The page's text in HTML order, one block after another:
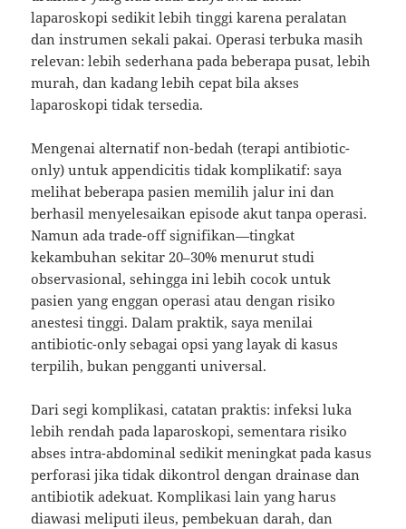
laparoskopi sedikit lebih tinggi karena peralatan
dan instrumen sekali pakai. Operasi terbuka masih
relevan: lebih sederhana pada beberapa pusat, lebih
murah, dan kadang lebih cepat bila akses
laparoskopi tidak tersedia.
Mengenai alternatif non-bedah (terapi antibiotic-
only) untuk appendicitis tidak komplikatif: saya
melihat beberapa pasien memilih jalur ini dan
berhasil menyelesaikan episode akut tanpa operasi.
Namun ada trade-off signifikan—tingkat
kekambuhan sekitar 20–30% menurut studi
observasional, sehingga ini lebih cocok untuk
pasien yang enggan operasi atau dengan risiko
anestesi tinggi. Dalam praktik, saya menilai
antibiotic-only sebagai opsi yang layak di kasus
terpilih, bukan pengganti universal.
Dari segi komplikasi, catatan praktis: infeksi luka
lebih rendah pada laparoskopi, sementara risiko
abses intra-abdominal sedikit meningkat pada kasus
perforasi jika tidak dikontrol dengan drainase dan
antibiotik adekuat. Komplikasi lain yang harus
diawasi meliputi ileus, pembekuan darah, dan